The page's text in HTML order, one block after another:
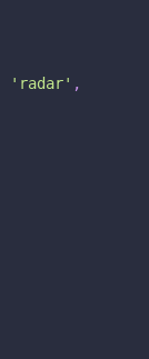
'radar' ,